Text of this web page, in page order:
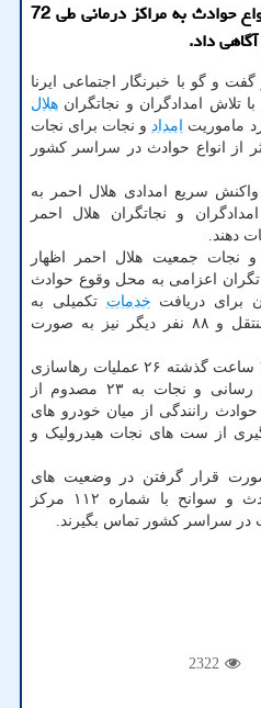
احمر از انتقال 134 مصدوم انواع حوادث به مراكز درمانی طی 72
داد.
و گو با خبرنگار اجتماعی ایرنا
تلاش امدادگران و نجاتگران هلال
امدادو نجات برای نجات
از انواع حوادث در سراسر کشور
سریع امدادی هلال احمر به
و نجاتگران هلال احمر
و نجات جمعیت هلال احمر اظهار
اعزامی به محل وقوع حوادث
خدمات تکمیلی به
مراکز درمانی و بیمارستانی منتقل و ۸۸ نفر دیگر نیز به صورت
محمدی اضافه کرد: در مدت ۷۲ ساعت گذشته ۲۶ عملیات رهاسازی
و نجات فنی نیز برای خدمات رسانی و نجات به ۲۳ مصدوم از
رانندگی از میان خودرو های
از ست های نجات هیدرولیک و
قرار گرفتن در وضعیت های
اضطراری و پیچیده انواع حوادث و سوانح با شماره ۱۱۲ مرکز
در سراسر کشور تماس بگیرند.
2322